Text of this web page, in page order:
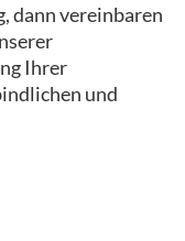
dann vereinbaren
Ihrer
und